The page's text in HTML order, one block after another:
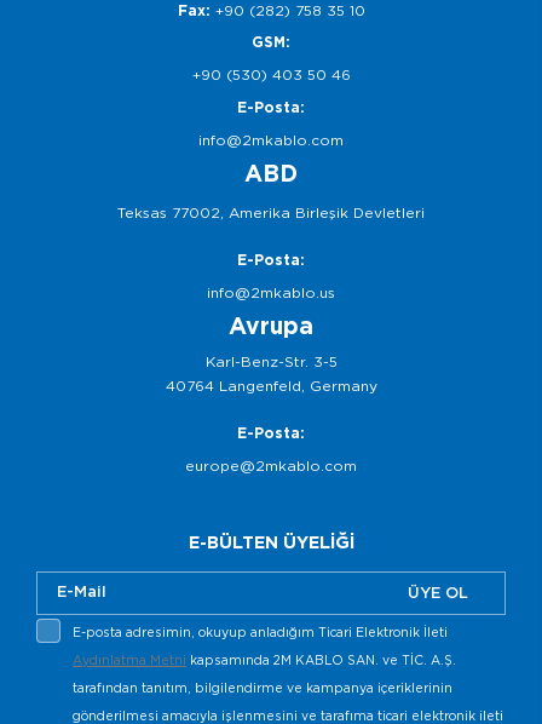
Fax: +90 (282) 758 35 10
GSM:
+90 (530) 403 50 46
E-Posta:
info@2mkablo.com
ABD
Teksas 77002, Amerika Birleşik Devletleri
E-Posta:
info@2mkablo.us
Avrupa
Karl-Benz-Str. 3-5
40764 Langenfeld, Germany
E-Posta:
europe@2mkablo.com
E-BÜLTEN ÜYELİĞİ
ÜYE OL
E-posta adresimin, okuyup anladığım Ticari Elektronik İleti
Aydınlatma Metni kapsamında 2M KABLO SAN. ve TİC. A.Ş.
tarafından tanıtım, bilgilendirme ve kampanya içeriklerinin
gönderilmesi amacıyla işlenmesini ve tarafıma ticari elektronik ileti